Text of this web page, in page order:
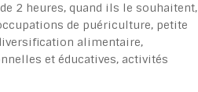
2 heures, quand ils le souhaitent,
de puériculture, petite
alimentaire,
et éducatives, activités